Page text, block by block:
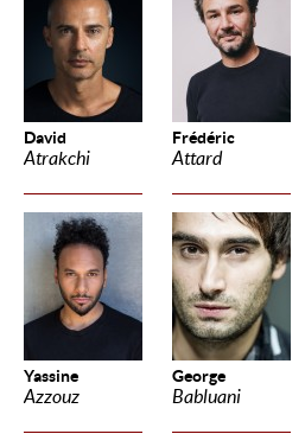
David
Atrakchi
Frédéric
Attard
Yassine
Azzouz
George
Babluani